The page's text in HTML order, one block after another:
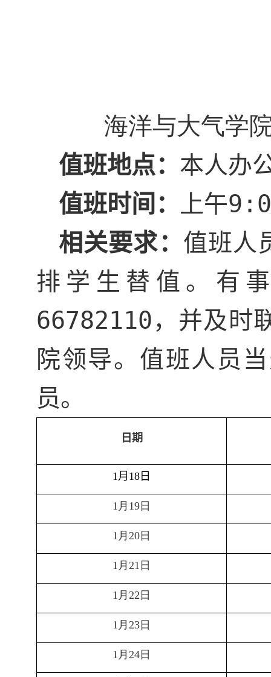
海洋与大气学
值班地点： 本人办
值班时间：
上午
相关要求： 值班人
排学生替值。有
66782110，并及时
院领导。值班人员
员。
日期
1月 18 日
1 月 19日
1 月 20日
1 月 21 日
1 月 22 日
1 月 23日
1 月 24日